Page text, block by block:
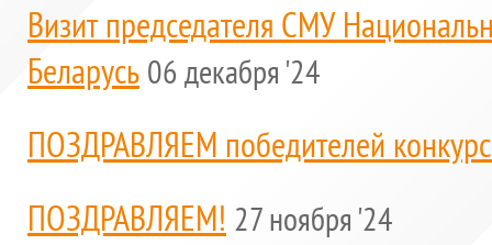
Визит председателя СМУ
Беларусь 06 декабря '24
ПОЗДРАВЛЯЕМ победителей
ПОЗДРАВЛЯЕМ! 27 ноября '24